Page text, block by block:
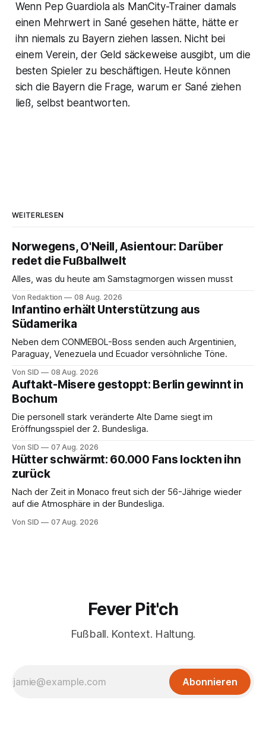
Wenn Pep Guardiola als ManCity-Trainer damals
einen Mehrwert in Sané gesehen hätte, hätte er
ihn niemals zu Bayern ziehen lassen. Nicht bei
einem Verein, der Geld säckeweise ausgibt, um die
besten Spieler zu beschäftigen. Heute können
sich die Bayern die Frage, warum er Sané ziehen
ließ, selbst beantworten.
WEITERLESEN
Norwegens, O'Neill, Asientour: Darüber
redet die Fußballwelt
Alles, was du heute am Samstagmorgen wissen musst
Von Redaktion 08 Aug. 2026
Infantino erhält Unterstützung aus
Südamerika
Neben dem CONMEBOL-Boss senden auch Argentinien,
Paraguay, Venezuela und Ecuador versöhnliche Töne.
Von SID 08 Aug. 2026
Auftakt-Misere gestoppt: Berlin gewinnt in
Bochum
Die personell stark veränderte Alte Dame siegt im
Eröffnungsspiel der 2. Bundesliga.
Von SID 07 Aug. 2026
Hütter schwärmt: 60.000 Fans lockten ihn
zurück
Nach der Zeit in Monaco freut sich der 56-Jährige wieder
auf die Atmosphäre in der Bundesliga.
Von SID 07 Aug. 2026
Fever Pit'ch
Fußball. Kontext. Haltung.
Abonnieren